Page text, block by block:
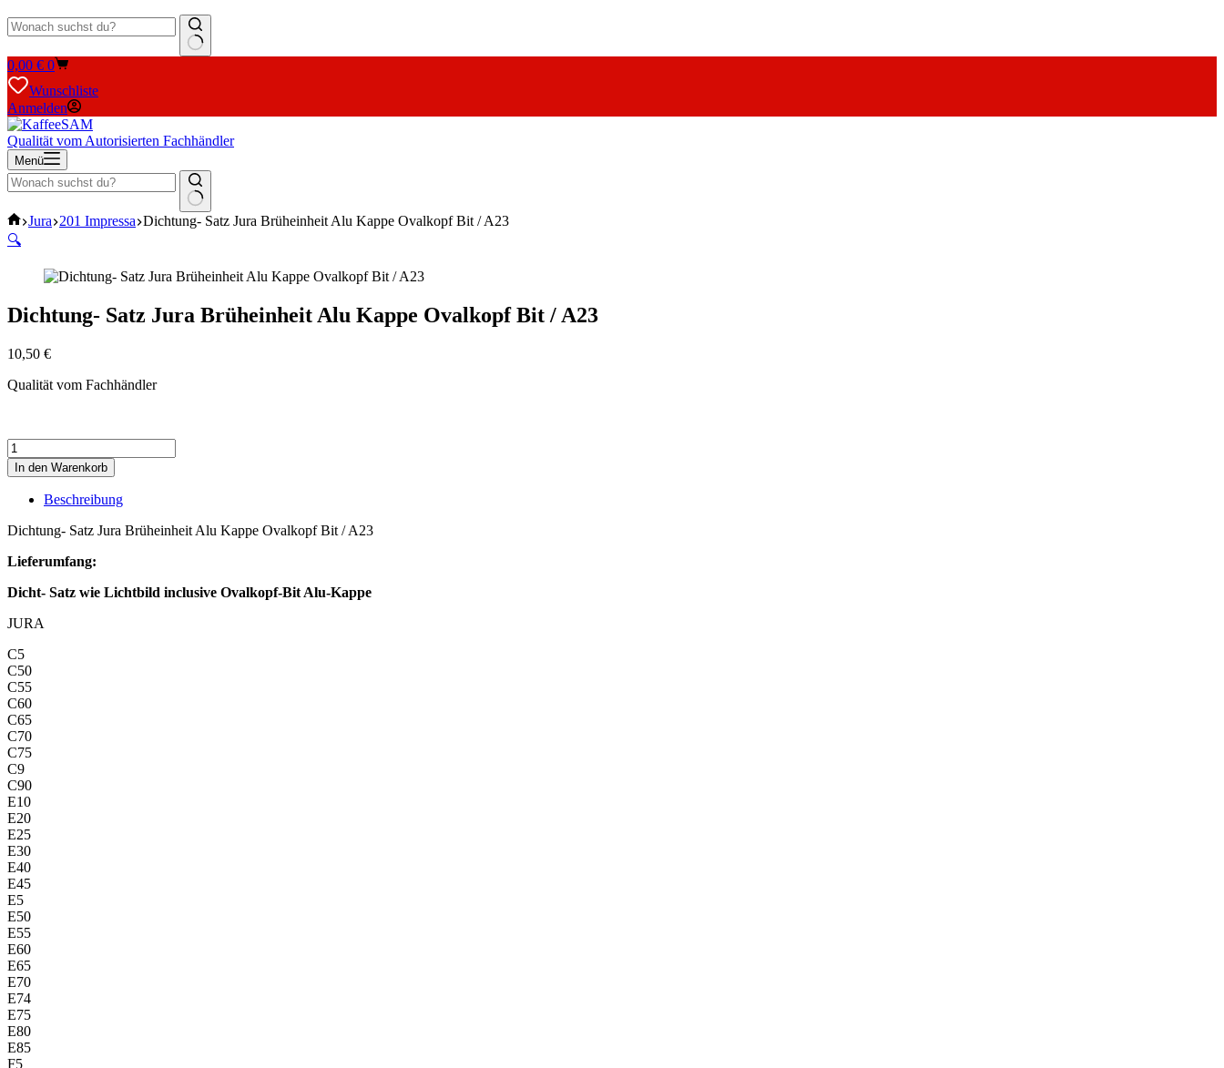
Keine
Ergebnisse
Warenkorb
0,00 € 0
Wunschliste
Anmelden
Qualität vom Autorisierten Fachhändler
Menü
Keine
Ergebnisse
Start
Jura 201 Impressa Dichtung- Satz Jura Brüheinheit Alu Kappe Ovalkopf Bit / A23
🔍
Dichtung- Satz Jura Brüheinheit Alu Kappe Ovalkopf Bit / A23
10,50 €
Qualität vom Fachhändler
Dichtung-
Satz
Jura
Brüheinheit
Kappe
Bit
A23
In den Warenkorb
Beschreibung
Dichtung- Satz Jura Brüheinheit Alu Kappe Ovalkopf Bit / A23
Lieferumfang:
Dicht- Satz wie Lichtbild inclusive Ovalkopf-Bit Alu-Kappe
JURA
C5
C50
C55
C60
C65
C70
C75
C9
C90
E10
E20
E25
E30
E40
E45
E5
E50
E55
E60
E65
E70
E74
E75
E80
E85
F5